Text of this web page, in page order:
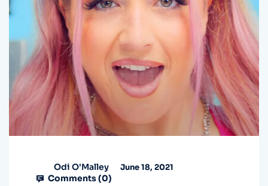
Odi O'Malley June 18, 2021
Comments (0)